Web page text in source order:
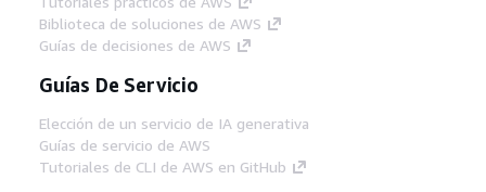
Biblioteca de soluciones de AWS
Guías de decisiones de AWS
Guías De Servicio
Elección de un servicio de IA generativa
Guías de servicio de AWS
Tutoriales de CLI de AWS en GitHub